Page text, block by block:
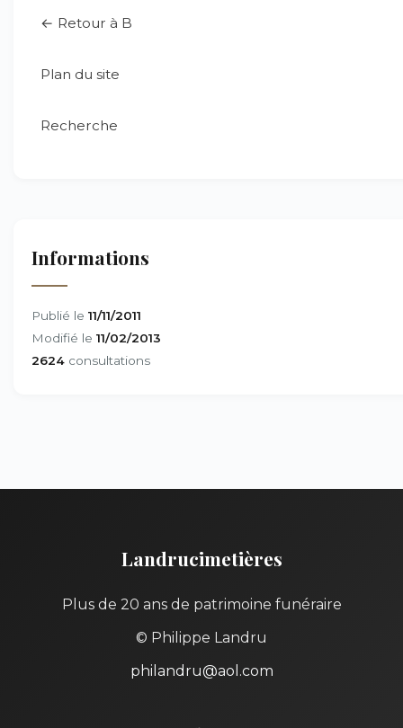
← Retour à B
Plan du site
Recherche
Informations
Publié le 11/11/2011
Modifié le 11/02/2013
2624 consultations
Landrucimetières
Plus de 20 ans de patrimoine funéraire
© Philippe Landru
philandru@aol.com